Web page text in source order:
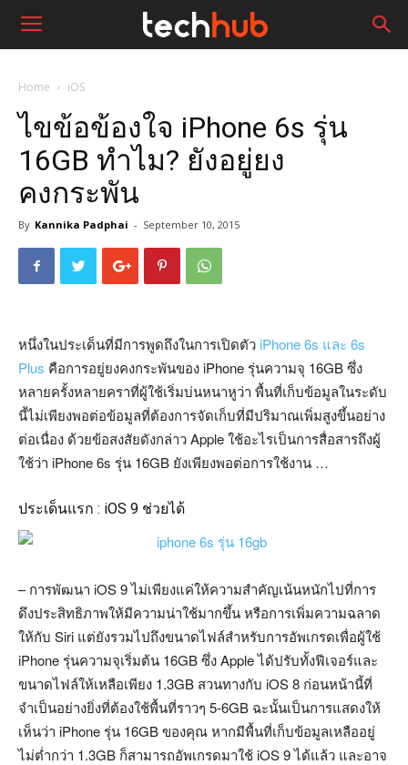
Home iOS
ไขข้อข้องใจ iPhone 6s รุ่น
16GB ทำไม? ยังอยู่ยง
คงกระพัน
By Kannika Padphai - September 10, 2015
หนึ่งในประเด็นที่มีการพูดถึงในการเปิดตัว iPhone 6s และ 6s
Plus คือการอยู่ยงคงกระพันของ iPhone รุ่นความจุ 16GB ซึ่ง
หลายครั้งหลายคราที่ผู้ใช้เริ่มบ่นหนาหูว่า พื้นที่เก็บข้อมูลในระดับ
นี้ไม่เพียงพอต่อข้อมูลที่ต้องการจัดเก็บที่มีปริมาณเพิ่มสูงขึ้นอย่าง
ต่อเนื่อง ด้วยข้อสงสัยดังกล่าว Apple ใช้อะไรเป็นการสื่อสารถึงผู้
ใช้ว่า iPhone 6s รุ่น 16GB ยังเพียงพอต่อการใช้งาน …
ประเด็นแรก : iOS 9 ช่วยได้
– การพัฒนา iOS 9 ไม่เพียงแค่ให้ความสำคัญเน้นหนักไปที่การ
ดึงประสิทธิภาพให้มีความน่าใช้มากขึ้น หรือการเพิ่มความฉลาด
ให้กับ Siri แต่ยังรวมไปถึงขนาดไฟล์สำหรับการอัพเกรดเพื่อผู้ใช้
iPhone รุ่นความจุเริ่มต้น 16GB ซึ่ง Apple ได้ปรับทั้งฟีเจอร์และ
ขนาดไฟล์ให้เหลือเพียง 1.3GB สวนทางกับ iOS 8 ก่อนหน้านี้ที่
จำเป็นอย่างยิ่งที่ต้องใช้พื้นที่ราวๆ 5-6GB ฉะนั้นเป็นการแสดงให้
เห็นว่า iPhone รุ่น 16GB ของคุณ หากมีพื้นที่เก็บข้อมูลเหลืออยู่
ไม่ต่ำกว่า 1.3GB ก็สามารถอัพเกรดมาใช้ iOS 9 ได้แล้ว และอาจ